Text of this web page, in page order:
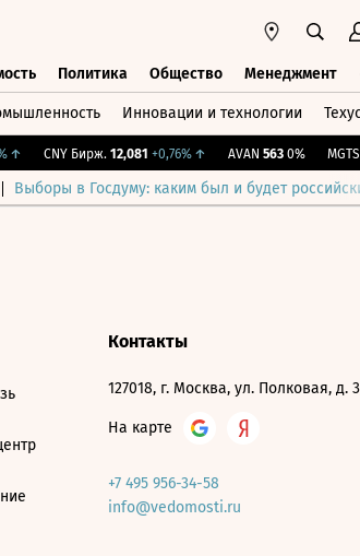
Политика Общество Менеджмент
Инновации и технологии
↑ CNY Бирж. 12,081 +0,76%↑ AVAN 563 0% MGTS
Выборы в Госдуму: каким был и будет
Контакты
127018, г. Москва, ул. Полковая, д.
На карте
+7 495 956-34-58
info@vedomosti.ru